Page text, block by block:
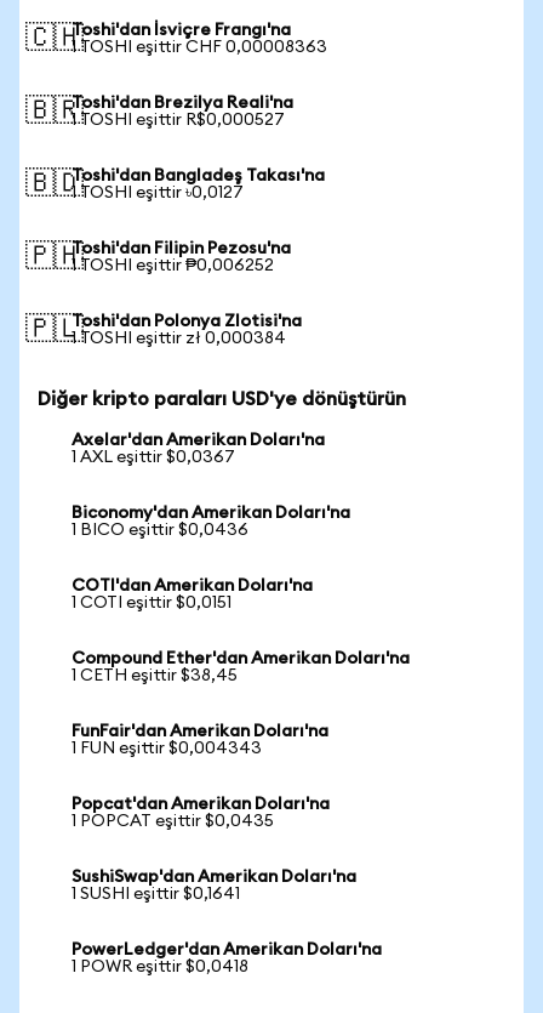
🇨🇭Toshi'dan İsviçre Frangı'na
1 TOSHI eşittir CHF 0,00008363
🇧🇷Toshi'dan Brezilya Reali'na
1 TOSHI eşittir R$0,000527
🇧🇩Toshi'dan Bangladeş Takası'na
1 TOSHI eşittir ৳0,0127
🇵🇭Toshi'dan Filipin Pezosu'na
1 TOSHI eşittir ₱0,006252
🇵🇱Toshi'dan Polonya Zlotisi'na
1 TOSHI eşittir zł 0,000384
Diğer kripto paraları USD'ye dönüştürün
Axelar'dan Amerikan Doları'na
1 AXL eşittir $0,0367
Biconomy'dan Amerikan Doları'na
1 BICO eşittir $0,0436
COTI'dan Amerikan Doları'na
1 COTI eşittir $0,0151
Compound Ether'dan Amerikan Doları'na
1 CETH eşittir $38,45
FunFair'dan Amerikan Doları'na
1 FUN eşittir $0,004343
Popcat'dan Amerikan Doları'na
1 POPCAT eşittir $0,0435
SushiSwap'dan Amerikan Doları'na
1 SUSHI eşittir $0,1641
PowerLedger'dan Amerikan Doları'na
1 POWR eşittir $0,0418